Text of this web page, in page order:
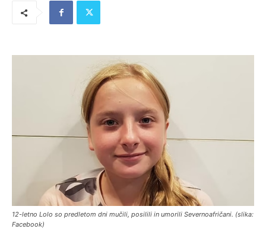
12-letno Lolo so predletom dni mučili, posilili in umorili Severnoafričani. (slika:
Facebook)